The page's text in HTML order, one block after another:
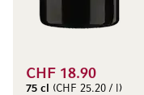
CHF 18.90
75 cl (CHF 25.20 / l)